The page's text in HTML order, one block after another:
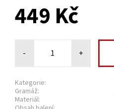
449 Kč
- +
Kategorie:
Gramáž:
Materiál: